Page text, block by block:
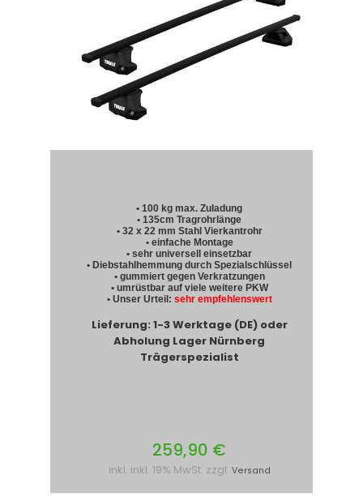
• 100 kg max. Zuladung
• 135cm Tragrohrlänge
• 32 x 22 mm Stahl Vierkantrohr
• einfache Montage
• sehr universell einsetzbar
• Diebstahlhemmung durch Spezialschlüssel
• gummiert gegen Verkratzungen
• umrüstbar auf viele weitere PKW
• Unser Urteil: sehr empfehlenswert
Lieferung: 1-3 Werktage (DE) oder
Abholung Lager Nürnberg
Trägerspezialist
259,90 €
inkl. inkl. 19% MwSt. zzgl. Versand